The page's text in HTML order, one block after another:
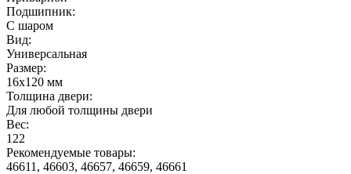
Подшипник:
С шаром
Вид:
Универсальная
Размер:
16х120 мм
Толщина двери:
Для любой толщины двери
Вес:
122
Рекомендуемые товары:
46611, 46603, 46657, 46659, 46661